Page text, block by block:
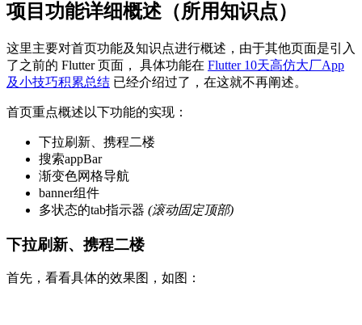
项目功能详细概述（所用知识点）
这里主要对首页功能及知识点进行概述，由于其他页面是引入
了之前的 Flutter 页面， 具体功能在 Flutter 10天高仿大厂App
及小技巧积累总结 已经介绍过了，在这就不再阐述。
首页重点概述以下功能的实现：
下拉刷新、携程二楼
搜索appBar
渐变色网格导航
banner组件
多状态的tab指示器 (滚动固定顶部)
下拉刷新、携程二楼
首先，看看具体的效果图，如图：